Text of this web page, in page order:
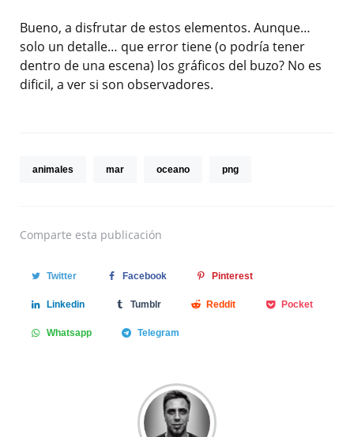
Bueno, a disfrutar de estos elementos. Aunque…
solo un detalle… que error tiene (o podría tener
dentro de una escena) los gráficos del buzo? No es
dificil, a ver si son observadores.
animales mar oceano png
Comparte esta publicación
Twitter Facebook Pinterest
Linkedin Tumblr Reddit Pocket
Whatsapp Telegram